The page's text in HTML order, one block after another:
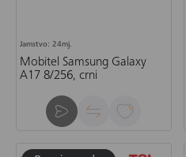
Jamstvo: 24mj.
Mobitel Samsung Galaxy
A17 8/256, crni